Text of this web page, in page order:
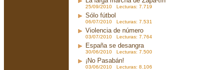
25/09/2010 Lecturas: 7.719
Sólo fútbol
06/07/2010 Lecturas: 7.531
Violencia de número
03/07/2010 Lecturas: 7.764
España se desangra
30/06/2010 Lecturas: 7.500
¡No Pasabán!
03/06/2010 Lecturas: 8.106